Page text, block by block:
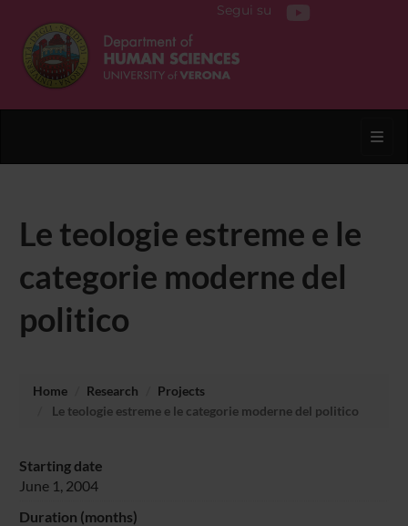
Segui su
Le teologie estreme e le
categorie moderne del
politico
Home Research
Projects
Le teologie estreme e le categorie moderne del politico
Starting date
June 1, 2004
Duration (months)